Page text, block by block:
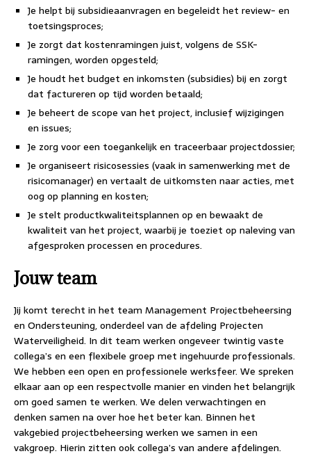
Je helpt bij subsidieaanvragen en begeleidt het review- en
toetsingsproces;
Je zorgt dat kostenramingen juist, volgens de SSK-
ramingen, worden opgesteld;
Je houdt het budget en inkomsten (subsidies) bij en zorgt
dat factureren op tijd worden betaald;
Je beheert de scope van het project, inclusief wijzigingen
en issues;
Je zorg voor een toegankelijk en traceerbaar projectdossier;
Je organiseert risicosessies (vaak in samenwerking met de
risicomanager) en vertaalt de uitkomsten naar acties, met
oog op planning en kosten;
Je stelt productkwaliteitsplannen op en bewaakt de
kwaliteit van het project, waarbij je toeziet op naleving van
afgesproken processen en procedures.
Jouw team
Jij komt terecht in het team Management Projectbeheersing
en Ondersteuning, onderdeel van de afdeling Projecten
Waterveiligheid. In dit team werken ongeveer twintig vaste
collega’s en een flexibele groep met ingehuurde professionals.
We hebben een open en professionele werksfeer. We spreken
elkaar aan op een respectvolle manier en vinden het belangrijk
om goed samen te werken. We delen verwachtingen en
denken samen na over hoe het beter kan. Binnen het
vakgebied projectbeheersing werken we samen in een
vakgroep. Hierin zitten ook collega’s van andere afdelingen.